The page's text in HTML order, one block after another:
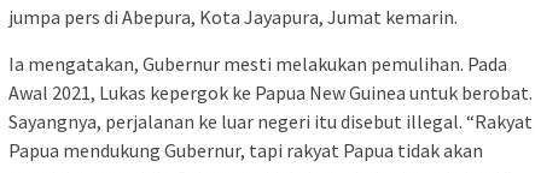
jumpa pers di Abepura, Kota Jayapura, Jumat kemarin.
Ia mengatakan, Gubernur mesti melakukan pemulihan. Pada
Awal 2021, Lukas kepergok ke Papua New Guinea untuk berobat.
Sayangnya, perjalanan ke luar negeri itu disebut illegal. “Rakyat
Papua mendukung Gubernur, tapi rakyat Papua tidak akan